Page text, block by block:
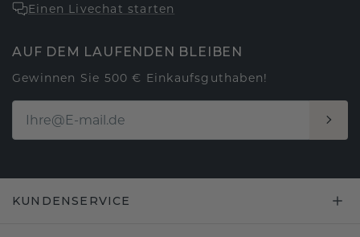
Einen Livechat starten
AUF DEM LAUFENDEN BLEIBEN
Gewinnen Sie 500 € Einkaufsguthaben!
KUNDENSERVICE